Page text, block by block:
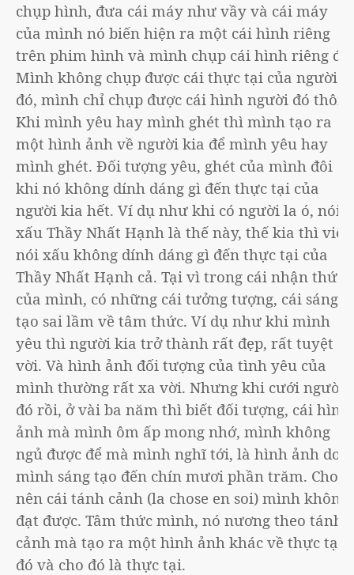
chụp hình, đưa cái máy như vầy và cái máy
của mình nó biến hiện ra một cái hình riêng
trên phim hình và mình chụp cái hình riêng đó.
Mình không chụp được cái thực tại của người
đó, mình chỉ chụp được cái hình người đó thôi.
Khi mình yêu hay mình ghét thì mình tạo ra
một hình ảnh về người kia để mình yêu hay
mình ghét. Đối tượng yêu, ghét của mình đôi
khi nó không dính dáng gì đến thực tại của
người kia hết. Ví dụ như khi có người la ó, nói
xấu Thầy Nhất Hạnh là thế này, thế kia thì việc
nói xấu không dính dáng gì đến thực tại của
Thầy Nhất Hạnh cả. Tại vì trong cái nhận thức
của mình, có những cái tưởng tượng, cái sáng
tạo sai lầm về tâm thức. Ví dụ như khi mình
yêu thì người kia trở thành rất đẹp, rất tuyệt
vời. Và hình ảnh đối tượng của tình yêu của
mình thường rất xa vời. Nhưng khi cưới người
đó rồi, ở vài ba năm thì biết đối tượng, cái hình
ảnh mà mình ôm ấp mong nhớ, mình không
ngủ được để mà mình nghĩ tới, là hình ảnh do
mình sáng tạo đến chín mươi phần trăm. Cho
nên cái tánh cảnh (la chose en soi) mình không
đạt được. Tâm thức mình, nó nương theo tánh
cảnh mà tạo ra một hình ảnh khác về thực tại
đó và cho đó là thực tại.